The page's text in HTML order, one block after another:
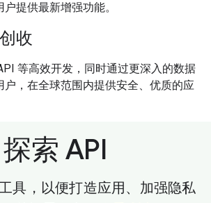
提供最新增强功能。
收
等高效开发，同时通过更深入的数据
户，在全球范围内提供安全、优质的应
探索 API
具，以便打造应用、加强隐私